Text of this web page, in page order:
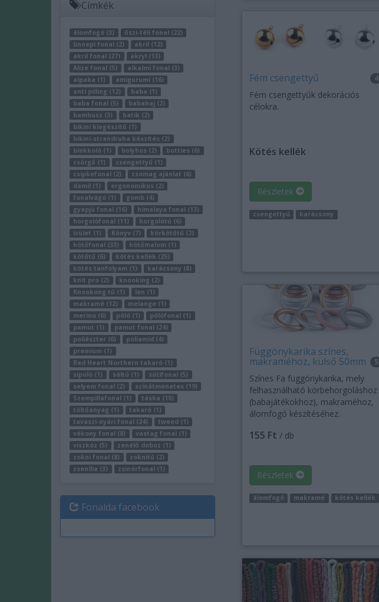
Címkék
álomfogó (3)
őszi-téli fonal (22)
ünnepi fonal (2)
akril (12)
akril fonal (27)
akryl (13)
Alize fonal (5)
alkalmi fonal (3)
alpaka (1)
amigurumi (16)
anti pilling (12)
baba (1)
baba fonal (5)
babahaj (2)
bambusz (3)
batik (2)
bikini kiegészítő (1)
bikini-strandruha készítés (2)
blokkoló (1)
bolyhos (2)
botties (6)
csörgő (1)
csengettyű (1)
csipkefonal (2)
csomag ajánlat (6)
damil (1)
ergonomikus (2)
fonalvágó (1)
gomb (4)
gyapjú fonal (16)
himalaya fonal (13)
horgolófonal (11)
horgolótű (6)
izület (1)
Könyv (7)
körkötőtű (2)
kötőfonal (33)
kötőmalom (1)
kötőtű (6)
kötés kellék (25)
kötés tanfolyam (1)
karácsony (8)
knit pro (2)
knooking (2)
Knookong tű (1)
len (1)
makramé (12)
melange (1)
merino (6)
póló (1)
pólófonal (1)
pamut (1)
pamut fonal (24)
poliészter (6)
poliamid (4)
premium (1)
Red Heart Northern takaró (1)
sípoló (1)
sáltű (1)
sütifonal (5)
selyem fonal (2)
színátmenetes (19)
Szempillafonal (1)
táska (10)
töltőanyag (1)
takaró (1)
tavaszi-nyári fonal (24)
tweed (1)
vékony fonal (8)
vastag fonal (1)
viszkóz (5)
zenélő doboz (1)
zokni fonal (8)
zoknitű (2)
zsenília (3)
zsinórfonal (1)
Fonalda facebook
Fém csengettyű 4
Fém csengettyűk dekorációs
célokra.
Kötés kellék
Részletek
csengettyű karácsony
Függönykarika színes,
makraméhoz, külső 50mm 5
Színes Fa függönykarika, mely
felhasználható körbehorgoláshoz
(babajátékokhoz), makraméhoz,
álomfogó készítéséhez.
155 Ft / db
Részletek
álomfogó makramé kötés kellék